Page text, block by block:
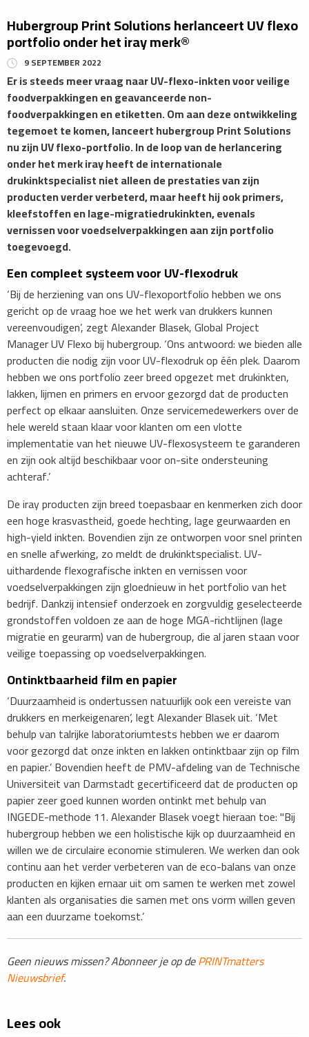
Hubergroup Print Solutions herlanceert UV flexo
portfolio onder het iray merk®
9 SEPTEMBER 2022
Er is steeds meer vraag naar UV-flexo-inkten voor veilige
foodverpakkingen en geavanceerde non-
foodverpakkingen en etiketten. Om aan deze ontwikkeling
tegemoet te komen, lanceert hubergroup Print Solutions
nu zijn UV flexo-portfolio. In de loop van de herlancering
onder het merk iray heeft de internationale
drukinktspecialist niet alleen de prestaties van zijn
producten verder verbeterd, maar heeft hij ook primers,
kleefstoffen en lage-migratiedrukinkten, evenals
vernissen voor voedselverpakkingen aan zijn portfolio
toegevoegd.
Een compleet systeem voor UV-flexodruk
‘Bij de herziening van ons UV-flexoportfolio hebben we ons
gericht op de vraag hoe we het werk van drukkers kunnen
vereenvoudigen’, zegt Alexander Blasek, Global Project
Manager UV Flexo bij hubergroup. ‘Ons antwoord: we bieden alle
producten die nodig zijn voor UV-flexodruk op één plek. Daarom
hebben we ons portfolio zeer breed opgezet met drukinkten,
lakken, lijmen en primers en ervoor gezorgd dat de producten
perfect op elkaar aansluiten. Onze servicemedewerkers over de
hele wereld staan ​​klaar voor klanten om een ​​vlotte
implementatie van het nieuwe UV-flexosysteem te garanderen
en zijn ook altijd beschikbaar voor on-site ondersteuning
achteraf.’
De iray producten zijn breed toepasbaar en kenmerken zich door
een hoge krasvastheid, goede hechting, lage geurwaarden en
high-yield inkten. Bovendien zijn ze ontworpen voor snel printen
en snelle afwerking, zo meldt de drukinktspecialist. UV-
uithardende flexografische inkten en vernissen voor
voedselverpakkingen zijn gloednieuw in het portfolio van het
bedrijf. Dankzij intensief onderzoek en zorgvuldig geselecteerde
grondstoffen voldoen ze aan de hoge MGA-richtlijnen (lage
migratie en geurarm) van de hubergroup, die al jaren staan ​​voor
veilige toepassing op voedselverpakkingen.
Ontinktbaarheid film en papier
‘Duurzaamheid is ondertussen natuurlijk ook een vereiste van
drukkers en merkeigenaren’, legt Alexander Blasek uit. ‘Met
behulp van talrijke laboratoriumtests hebben we er daarom
voor gezorgd dat onze inkten en lakken ontinktbaar zijn op film
en papier.’ Bovendien heeft de PMV-afdeling van de Technische
Universiteit van Darmstadt gecertificeerd dat de producten op
papier zeer goed kunnen worden ontinkt met behulp van
INGEDE-methode 11. Alexander Blasek voegt hieraan toe: "Bij
hubergroup hebben we een holistische kijk op duurzaamheid en
willen we de circulaire economie stimuleren. We werken dan ook
continu aan het verder verbeteren van de eco-balans van onze
producten en kijken ernaar uit om samen te werken met zowel
klanten als organisaties die samen met ons vorm willen geven
aan een duurzame toekomst.’
Geen nieuws missen? Abonneer je op dePRINTmatters
Nieuwsbrief.
Lees ook